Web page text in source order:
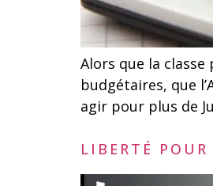
Alors que la
budgétaires, que
agir pour plus de
LIBERTÉ